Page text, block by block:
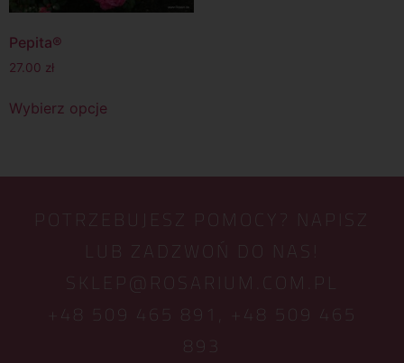
Pepita®
27.00 zł
Wybierz opcje
POTRZEBUJESZ POMOCY? NAPISZ
LUB ZADZWOŃ DO NAS!
SKLEP@ROSARIUM.COM.PL
+48 509 465 891,
+48 509 465
893